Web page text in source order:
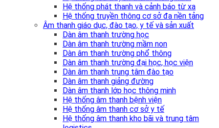
Hệ thống phát thanh và cảnh báo từ xa
Hệ thống truyền thông cơ sở đa nền tảng
Âm thanh giáo dục, đào tạo, y tế và sản xuất
Dàn âm thanh trường học
Dàn âm thanh trường mầm non
Dàn âm thanh trường phổ thông
Dàn âm thanh trường đại học, học viện
Dàn âm thanh trung tâm đào tạo
Dàn âm thanh giảng đường
Dàn âm thanh lớp học thông minh
Hệ thống âm thanh bệnh viện
Hệ thống âm thanh cơ sở y tế
Hệ thống âm thanh kho bãi và trung tâm